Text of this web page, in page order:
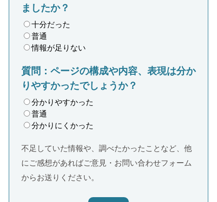
ましたか？
十分だった
普通
情報が足りない
質問：ページの構成や内容、表現は分か
りやすかったでしょうか？
分かりやすかった
普通
分かりにくかった
不足していた情報や、調べたかったことなど、他
にご感想があればご意見・お問い合わせフォーム
からお送りください。